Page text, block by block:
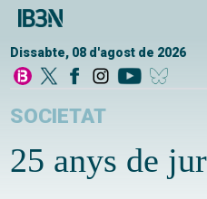
Dissabte, 08 d'agost de 2026
SOCIETAT
25 anys de